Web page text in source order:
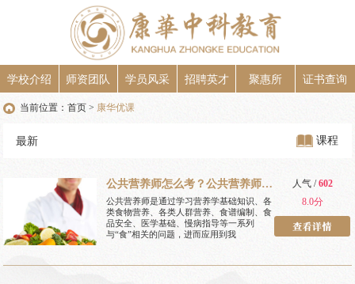
学校介绍 师资团队 学员风采 招聘英才 聚惠所 证书查询
当前位置： 首页> 康华优课
最新 课程
公共营养师怎么考？公共营养师报
考条件？
公共营养师是通过学习营养学基础知识、各
类食物营养、各类人群营养、食谱编制、食
品安全、医学基础、慢病指导等一系列
与“食”相关的问题，进而应用到我
人气 /602
8.0分